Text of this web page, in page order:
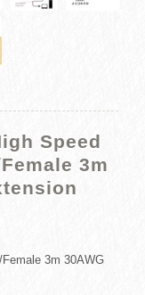
Speed
3m
3m 30AWG